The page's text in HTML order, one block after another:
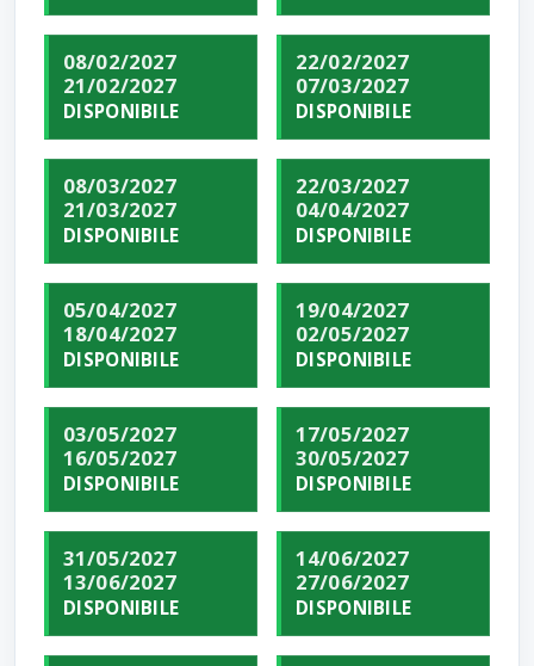
08/02/2027
21/02/2027
DISPONIBILE
22/02/2027
07/03/2027
DISPONIBILE
08/03/2027
21/03/2027
DISPONIBILE
22/03/2027
04/04/2027
DISPONIBILE
05/04/2027
18/04/2027
DISPONIBILE
19/04/2027
02/05/2027
DISPONIBILE
03/05/2027
16/05/2027
DISPONIBILE
17/05/2027
30/05/2027
DISPONIBILE
31/05/2027
13/06/2027
DISPONIBILE
14/06/2027
27/06/2027
DISPONIBILE